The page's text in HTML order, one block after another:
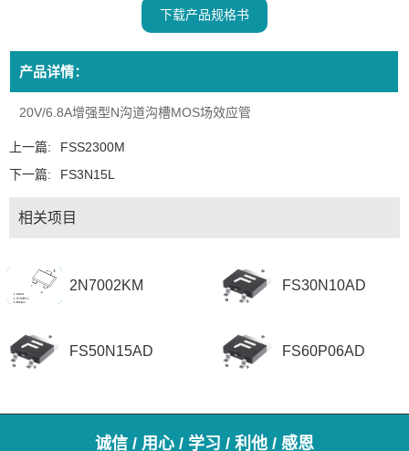
下载产品规格书
产品详情：
20V/6.8A增强型N沟道沟槽MOS场效应管
上一篇:
FSS2300M
下一篇:
FS3N15L
相关项目
2N7002KM FS30N10AD
FS50N15AD FS60P06AD
诚信 / 用心 / 学习 / 利他 / 感恩